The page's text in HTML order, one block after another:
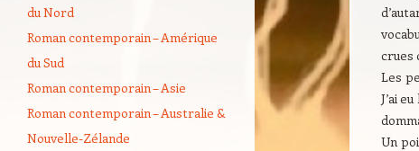
crues
Les
J’ai
Un
du Nord
Roman contemporain – Amérique
du Sud
Roman contemporain – Asie
Roman contemporain – Australie &
Nouvelle-Zélande